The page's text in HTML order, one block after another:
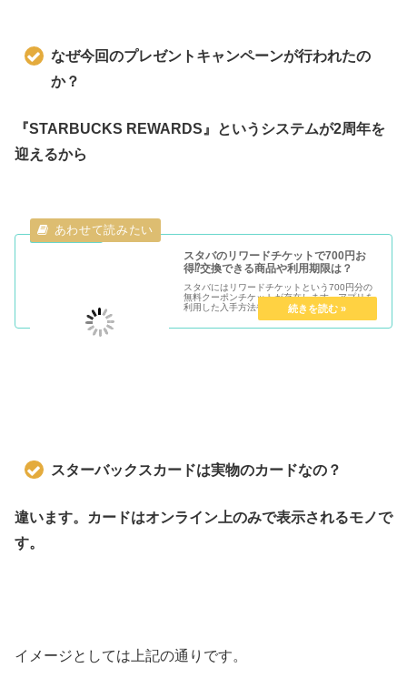
なぜ今回のプレゼントキャンペーンが行われたの
か？
『STARBUCKS REWARDS』というシステムが2周年を
迎えるから
スタバのリワードチケットで700円お
得⁉交換できる商品や利用期限は？
スタバにはリワードチケットという700円分の
無料クーポンチケットが存在します。アプリを
利用した入手方法や交換できる商品、利用期限
や使い方についてまとめて解説します。普段頼
まないカスタマイズやドリンクなどお得な使い
スターバックスカードは実物のカードなの？
違います。カードはオンライン上のみで表示されるモノで
す。
イメージとしては上記の通りです。